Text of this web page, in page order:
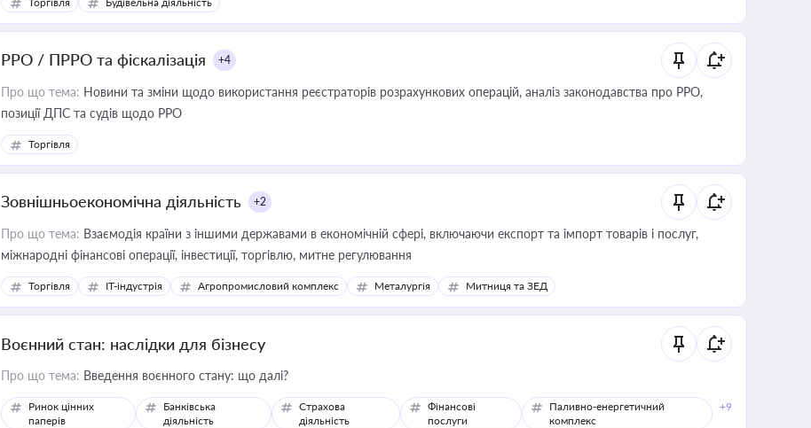
РРО / ПРРО та фіскалізація +4
Про що тема: Новини та зміни щодо використання реєстраторів розрахункових операцій, аналіз законодавства про РРО,
позиції ДПС та судів щодо РРО
Торгівля
Зовнішньоекономічна діяльність +2
Про що тема: Взаємодія країни з іншими державами в економічній сфері, включаючи експорт та імпорт товарів і послуг,
міжнародні фінансові операції, інвестиції, торгівлю, митне регулювання
Торгівля IT-індустрія Агропромисловий комплекс Металургія Митниця та ЗЕД
Воєнний стан: наслідки для бізнесу
Про що тема: Введення воєнного стану: що далі?
Ринок цінних
паперів
Банківська
діяльність
Страхова
діяльність
Фінансові
послуги
Паливно-енергетичний
комплекс
+9